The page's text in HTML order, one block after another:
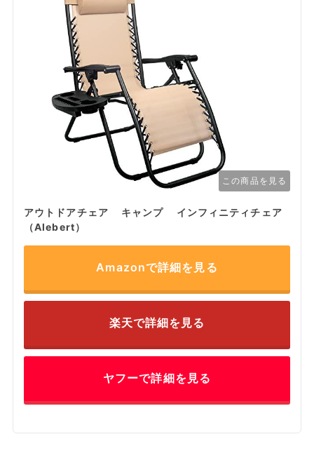
この商品を見る
アウトドアチェア キャンプ インフィニティチェア
（Alebert）
Amazonで詳細を見る
楽天で詳細を見る
ヤフーで詳細を見る